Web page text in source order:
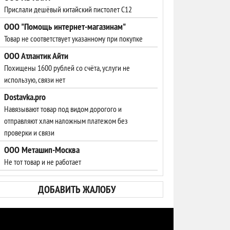
Прислали дешёвый китайский пистолет С12
ООО "Помощь интернет-магазинам"
Товар не соответствует указанному при покупке
ООО Атлантик Айти
Похищены 1600 рублей со счёта, услуги не
использую, связи нет
Dostavka.pro
Навязывают товар под видом дорогого и
отправляют хлам наложным платежом без
проверки и связи
ООО Меташип-Москва
Не тот товар и не работает
ДОБАВИТЬ ЖАЛОБУ